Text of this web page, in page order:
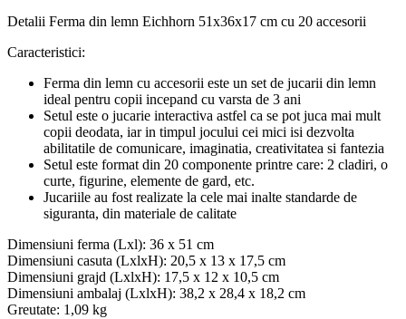
Detalii Ferma din lemn Eichhorn 51x36x17 cm cu 20 accesorii
Caracteristici:
Ferma din lemn cu accesorii este un set de jucarii din lemn
ideal pentru copii incepand cu varsta de 3 ani
Setul este o jucarie interactiva astfel ca se pot juca mai mult
copii deodata, iar in timpul jocului cei mici isi dezvolta
abilitatile de comunicare, imaginatia, creativitatea si fantezia
Setul este format din 20 componente printre care: 2 cladiri, o
curte, figurine, elemente de gard, etc.
Jucariile au fost realizate la cele mai inalte standarde de
siguranta, din materiale de calitate
Dimensiuni ferma (Lxl): 36 x 51 cm
Dimensiuni casuta (LxlxH): 20,5 x 13 x 17,5 cm
Dimensiuni grajd (LxlxH): 17,5 x 12 x 10,5 cm
Dimensiuni ambalaj (LxlxH): 38,2 x 28,4 x 18,2 cm
Greutate: 1,09 kg